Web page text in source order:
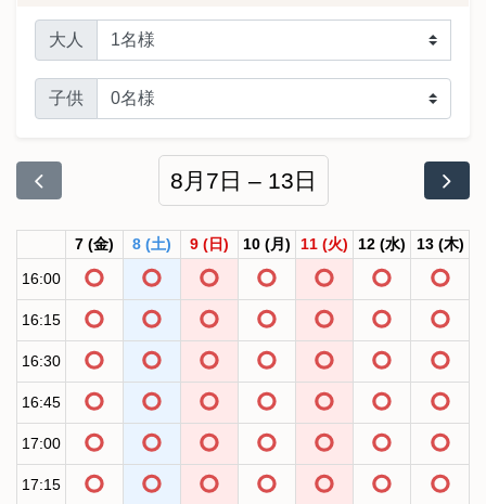
大人
子供
8月7日 – 13日
7 (金) 8 (土) 9 (日) 10 (月) 11 (火) 12 (水) 13 (木)
16:00
16:15
16:30
16:45
17:00
17:15